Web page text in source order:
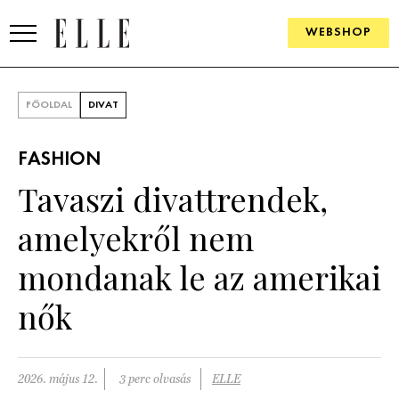
WEBSHOP
SZÉPSÉG
PSZICHÉ
PÁRKAPCSOLAT
FŐOLDAL DIVAT
FASHION
Tavaszi divattrendek,
amelyekről nem
mondanak le az amerikai
nők
2026. május 12. 3 perc olvasás ELLE